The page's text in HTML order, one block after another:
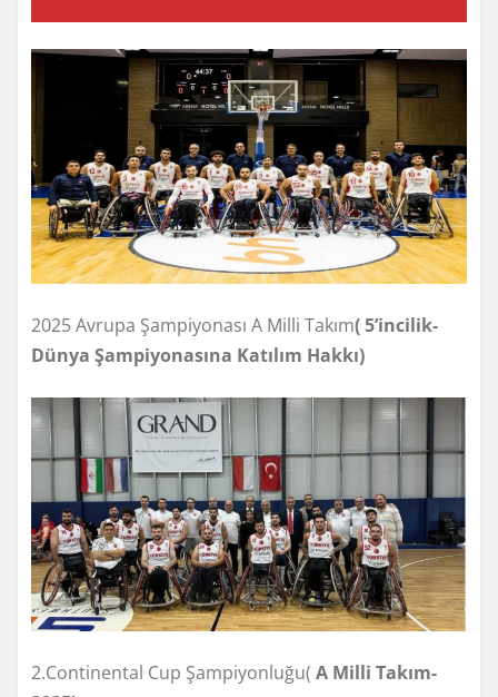
2025 Avrupa Şampiyonası A Milli Takım( 5’incilik-
Dünya Şampiyonasına Katılım Hakkı)
2.Continental Cup Şampiyonluğu( A Milli Takım-